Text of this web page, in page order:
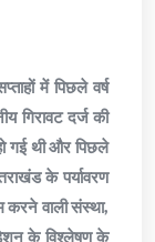
में पिछले वर्ष
गिरावट दर्ज की
गई थी और पिछले
के पर्यावरण
करने वाली संस्था,
के विश्लेषण के